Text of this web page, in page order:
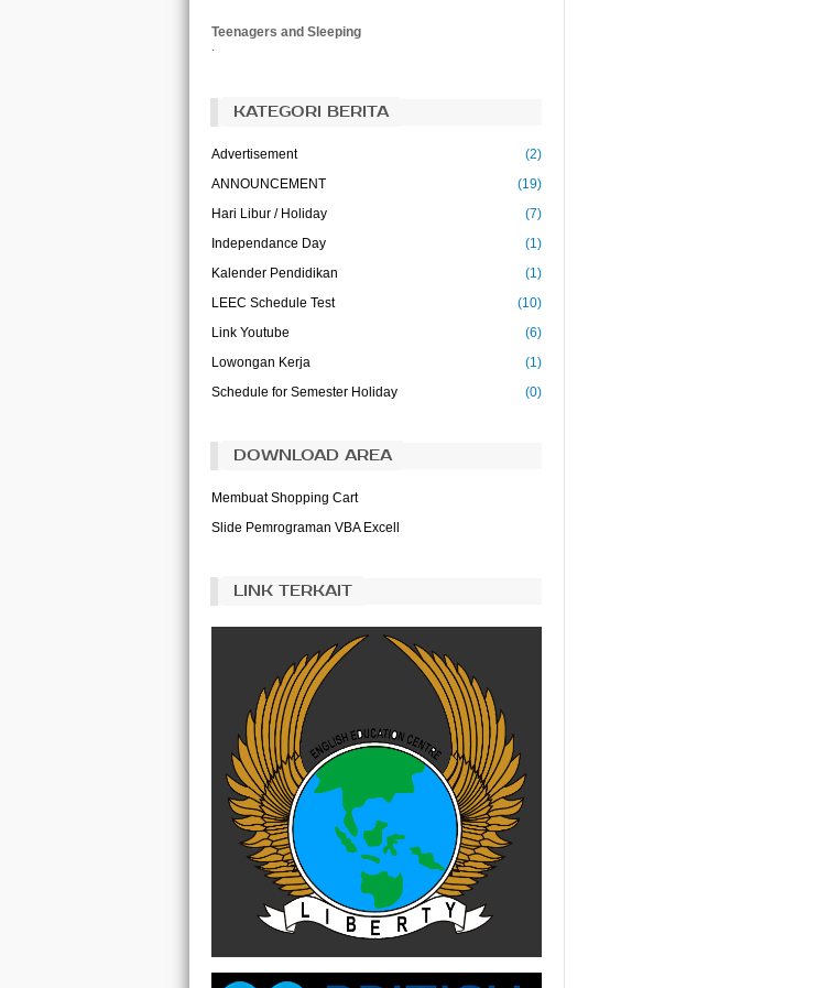
Teenagers and Sleeping
.
KATEGORI BERITA
Advertisement
(2)
ANNOUNCEMENT
(19)
Hari Libur / Holiday
(7)
Independance Day
(1)
Kalender Pendidikan
(1)
LEEC Schedule Test
(10)
Link Youtube
(6)
Lowongan Kerja
(1)
Schedule for Semester Holiday
(0)
DOWNLOAD AREA
Membuat Shopping Cart
Slide Pemrograman VBA Excell
LINK TERKAIT